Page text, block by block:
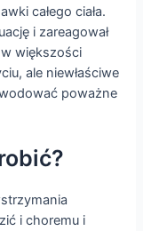
całego ciała.
i zareagował
większości
ale niewłaściwe
poważne
i choremu i